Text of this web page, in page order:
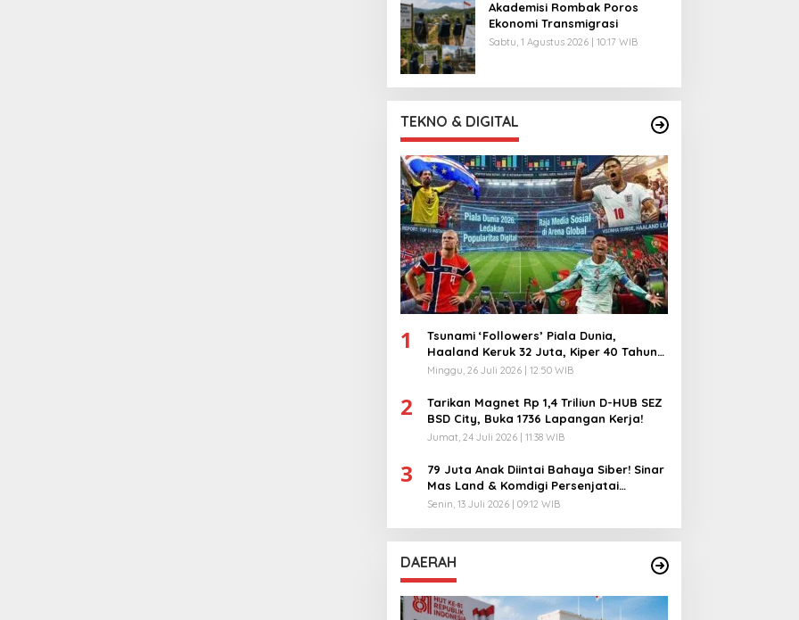
Akademisi Rombak Poros
Ekonomi Transmigrasi
Sabtu, 1 Agustus 2026 | 10:17 WIB
TEKNO & DIGITAL
1
Tsunami ‘Followers’ Piala Dunia,
Haaland Keruk 32 Juta, Kiper 40 Tahun
Bikin Geger!
Minggu, 26 Juli 2026 | 12:50 WIB
2
Tarikan Magnet Rp 1,4 Triliun D-HUB SEZ
BSD City, Buka 1736 Lapangan Kerja!
Jumat, 24 Juli 2026 | 11:38 WIB
3
79 Juta Anak Diintai Bahaya Siber! Sinar
Mas Land & Komdigi Persenjatai
Ratusan Guru!
Senin, 13 Juli 2026 | 09:12 WIB
DAERAH